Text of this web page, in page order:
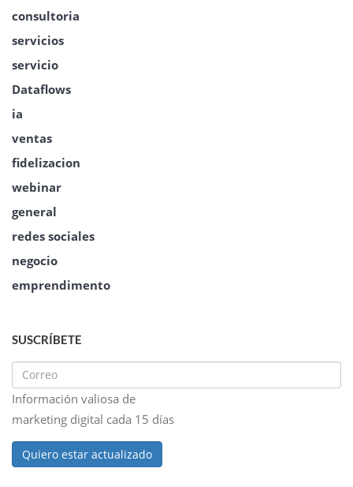
consultoria
servicios
servicio
Dataflows
ia
ventas
fidelizacion
webinar
general
redes sociales
negocio
emprendimento
SUSCRÍBETE
Información valiosa de
marketing digital cada 15 días
Quiero estar actualizado